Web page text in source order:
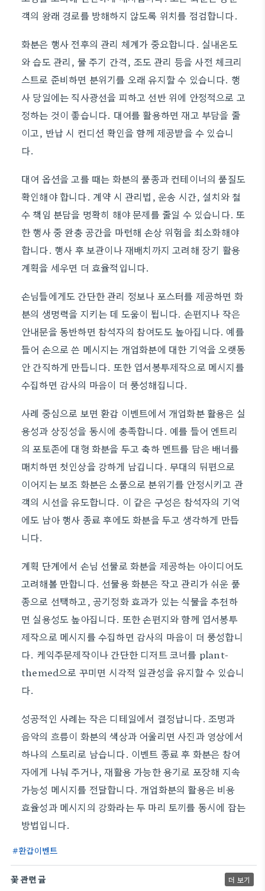
객의 왕래 경로를 방해하지 않도록 위치를 점검합니다.
화분은 행사 전후의 관리 체계가 중요합니다. 실내온도
와 습도 관리, 물 주기 간격, 조도 관리 등을 사전 체크리
스트로 준비하면 분위기를 오래 유지할 수 있습니다. 행
사 당일에는 직사광선을 피하고 선반 위에 안정적으로 고
정하는 것이 좋습니다. 대여를 활용하면 재고 부담을 줄
이고, 반납 시 컨디션 확인을 함께 제공받을 수 있습니
다.
대여 옵션을 고를 때는 화분의 품종과 컨테이너의 품질도
확인해야 합니다. 계약 시 관리법, 운송 시간, 설치와 철
수 책임 분담을 명확히 해야 문제를 줄일 수 있습니다. 또
한 행사 중 완충 공간을 마련해 손상 위험을 최소화해야
합니다. 행사 후 보관이나 재배치까지 고려해 장기 활용
계획을 세우면 더 효율적입니다.
손님들에게도 간단한 관리 정보나 포스터를 제공하면 화
분의 생명력을 지키는 데 도움이 됩니다. 손편지나 작은
안내문을 동반하면 참석자의 참여도도 높아집니다. 예를
들어 손으로 쓴 메시지는 개업화분에 대한 기억을 오랫동
안 간직하게 만듭니다. 또한 엽서봉투제작으로 메시지를
수집하면 감사의 마음이 더 풍성해집니다.
사례 중심으로 보면 환갑 이벤트에서 개업화분 활용은 실
용성과 상징성을 동시에 충족합니다. 예를 들어 엔트리
의 포토존에 대형 화분을 두고 축하 멘트를 담은 배너를
매치하면 첫인상을 강하게 남깁니다. 무대의 뒤편으로
이어지는 보조 화분은 소품으로 분위기를 안정시키고 관
객의 시선을 유도합니다. 이 같은 구성은 참석자의 기억
에도 남아 행사 종료 후에도 화분을 두고 생각하게 만듭
니다.
계획 단계에서 손님 선물로 화분을 제공하는 아이디어도
고려해볼 만합니다. 선물용 화분은 작고 관리가 쉬운 품
종으로 선택하고, 공기정화 효과가 있는 식물을 추천하
면 실용성도 높아집니다. 또한 손편지와 함께 엽서봉투
제작으로 메시지를 수집하면 감사의 마음이 더 풍성합니
다. 케익주문제작이나 간단한 디저트 코너를 plant-
themed으로 꾸미면 시각적 일관성을 유지할 수 있습니
다.
성공적인 사례는 작은 디테일에서 결정납니다. 조명과
음악의 흐름이 화분의 색상과 어울리면 사진과 영상에서
하나의 스토리로 남습니다. 이벤트 종료 후 화분은 참여
자에게 나눠 주거나, 재활용 가능한 용기로 포장해 지속
가능성 메시지를 전달합니다. 개업화분의 활용은 비용
효율성과 메시지의 강화라는 두 마리 토끼를 동시에 잡는
방법입니다.
환갑이벤트
꽃 관련 글 더 보기